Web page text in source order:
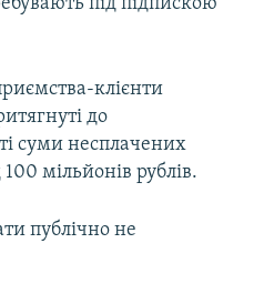
під підпискою
клієнти
до
суми несплачених
мільйонів рублів.
публічно не